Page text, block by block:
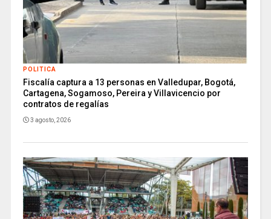
POLITICA
Fiscalía captura a 13 personas en Valledupar, Bogotá,
Cartagena, Sogamoso, Pereira y Villavicencio por
contratos de regalías
3 agosto, 2026